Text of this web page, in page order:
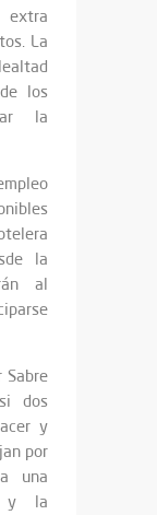
extra
La
los
la
la
al
Sabre
dos
y
por
una
y la